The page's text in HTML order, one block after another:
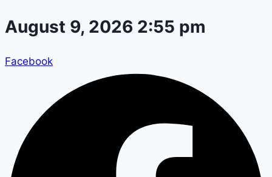
Skip
content
August 9, 2026 2:55 pm
Facebook